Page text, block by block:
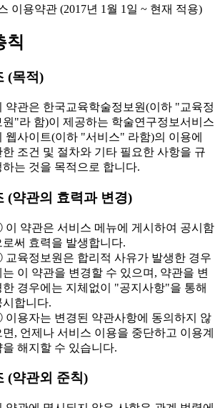
이용약관 (2017년 1월 1일 ~ 현재 적용)
칙
(목적)
약관은 한국교육학술정보원(이하 "교육정
원"라 함)이 제공하는 학술연구정보서비스
웹사이트(이하 "서비스" 라함)의 이용에
한 조건 및 절차와 기타 필요한 사항을 규
하는 것을 목적으로 합니다.
(약관의 효력과 변경)
약관은 서비스 메뉴에 게시하여 공시함
로써 효력을 발생합니다.
육정보원은 합리적 사유가 발생한 경우
는 이 약관을 변경할 수 있으며, 약관을 변
한 경우에는 지체없이 "공지사항"을 통해
시합니다.
용자는 변경된 약관사항에 동의하지 않
면, 언제나 서비스 이용을 중단하고 이용계
을 해지할 수 있습니다.
(약관외 준칙)